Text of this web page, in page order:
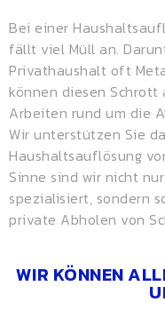
Bei einer
fällt viel Müll an.
Privathaushalt oft
können diesen
Arbeiten rund um die
Wir unterstützen Sie
Haushaltsauflösung
Sinne sind wir nicht
spezialisiert, sondern
private Abholen von
WIR KÖNNEN